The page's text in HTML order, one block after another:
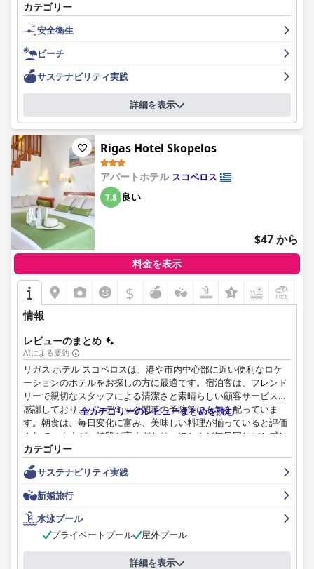
く、親切で有益なサービスを提供しています。ホテルはビーチや
レストランから離れていますが、それほど遠くはなく、車で約10
分で行くことができます。全体として、エーゲ海ウェイブ - ファ
ロスは、スコペロス島で平和で美しい滞在先を探している旅行者
にとって最高の選択肢です。
カテゴリー
安全衛生
ビーチ
サステナビリティ実践
詳細を表示
Rigas Hotel Skopelos
アパートホテル スコペロス
7.8 良い
$47 から
料金を表示
$
情報
レビューのまとめ
AIによる要約
リガス ホテル スコペロスは、港や市内中心部に近い便利なロケ
ーションのホテルをお探しの方に最適です。宿泊客は、フレンド
リーで親切なスタッフによる清潔さと素晴らしい顧客サービスに
感謝しており、パンデミック関連の予防策にも気を配っていま
す。朝食は、毎日変化に富み、美味しい料理が揃っていると評価
されていますが、値段が高すぎたり、ほとんど毎日同じだと感じ
る人もいます。客室の評価は分かれており、時代遅れで改装が必
要だと感じる人もいれば、広々としたモダンなメゾネットタイプ
のアパートメントを気に入る人もいます。ホテルの清潔さについ
ても評価は分かれており、施設の手入れが行き届いておらず、カ
ビ臭いと感じる人もいれば、客室は非常に清潔で広々としていて
快適だと感じる人もいます。プールとバーエリアはリラックスで
きる快適な場所ですが、清掃の面で注意が必要で、サンベッドが
不足していると指摘する人もいます。全体的に、リガス ホテル
スコペロスは、いくつかの例外を除いて、コストパフォーマンス
全カテゴリーのレビューまとめを読む
カテゴリー
サステナビリティ実践
新婚旅行
水泳プール
プライベートプール
屋外プール
詳細を表示